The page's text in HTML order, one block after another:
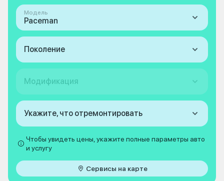
Модель
Paceman
Поколение
Модификация
Укажите, что отремонтировать
Чтобы увидеть цены, укажите полные параметры авто
и услугу
Сервисы на карте